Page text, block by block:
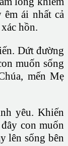
ái nhất cả
hồn.
Dứt đường
muốn sống
mến Mẹ
yêu. Khiến
con muốn
lên sống bên